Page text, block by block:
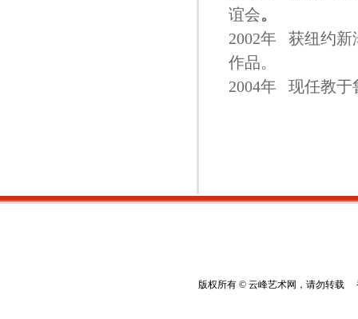
谊会。
2002年 获纽约新
作品。
2004年 现任教于
版权所有 © 云峰艺术网，请勿转载